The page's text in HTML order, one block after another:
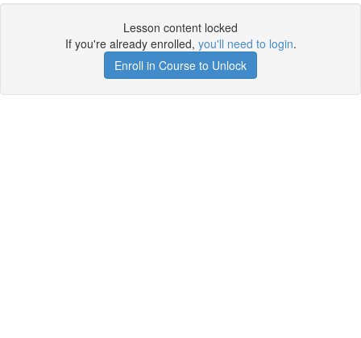
Lesson content locked
If you're already enrolled, you'll need to login.
Enroll in Course to Unlock